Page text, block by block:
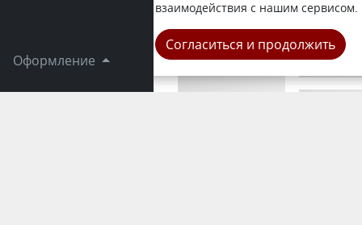
Оформление
Республика
взаимодействия с нашим сервисом.
Согласиться и продолжить